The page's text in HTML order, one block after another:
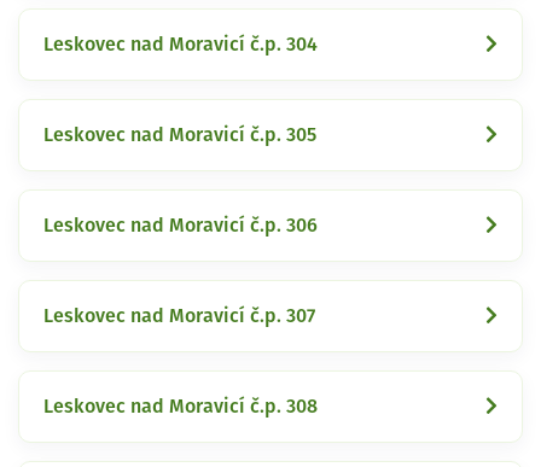
Leskovec nad Moravicí č.p. 304
Leskovec nad Moravicí č.p. 305
Leskovec nad Moravicí č.p. 306
Leskovec nad Moravicí č.p. 307
Leskovec nad Moravicí č.p. 308